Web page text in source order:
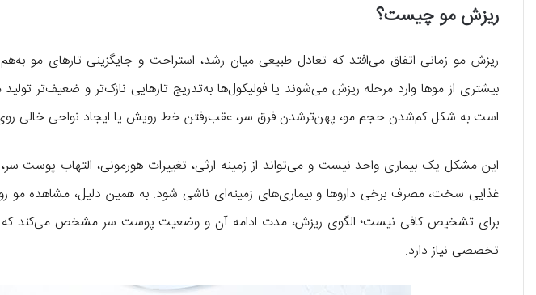
ریزش مو چیست؟
ریزش مو زمانی اتفاق می‌افتد که تعادل طبیعی میان رشد، استراحت و جایگزینی تارهای مو
بیشتری از موها وارد مرحله ریزش می‌شوند یا فولیکول‌ها به‌تدریج تارهایی نازک‌تر و ضعیف‌تر
است به شکل کم‌شدن حجم مو، پهن‌ترشدن فرق سر، عقب‌رفتن خط رویش یا ایجاد نواحی خالی
این مشکل یک بیماری واحد نیست و می‌تواند از زمینه ارثی، تغییرات هورمونی، التهاب پوست
غذایی سخت، مصرف برخی داروها و بیماری‌های زمینه‌ای ناشی شود. به همین دلیل، مشاهده مو
برای تشخیص کافی نیست؛ الگوی ریزش، مدت ادامه آن و وضعیت پوست سر مشخص می‌کند که
تخصصی نیاز دارد.